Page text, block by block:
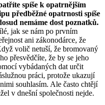
spíše k opatrnějším
předběžné opatrnosti spíše
nemáme dost poznatků.
jak se nám po prvním
ani zákonodárce, že
volič netuší, že bromovaný
přesvědčíte, že by se jeho
vybádaných dat určit
práci, protože ukazují
souhlasím. Ale často chtějí
v dnešní společnosti nejde.